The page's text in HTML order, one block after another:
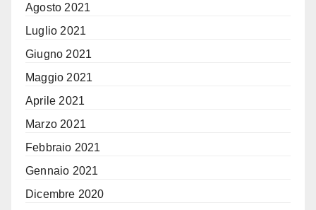
Agosto 2021
Luglio 2021
Giugno 2021
Maggio 2021
Aprile 2021
Marzo 2021
Febbraio 2021
Gennaio 2021
Dicembre 2020